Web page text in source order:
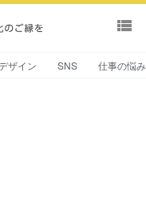
view_list
ザイン SNS 仕事の悩